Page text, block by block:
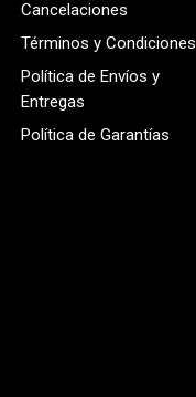
Cancelaciones
Términos y Condiciones
Política de Envíos y
Entregas
Política de Garantías